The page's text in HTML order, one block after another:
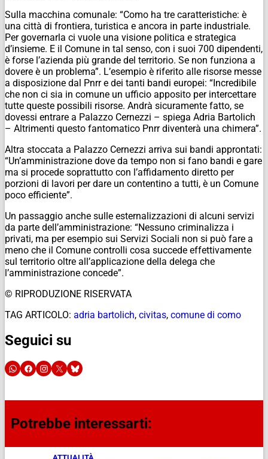
Sulla macchina comunale: “Como ha tre caratteristiche: è
una città di frontiera, turistica e ancora in parte industriale.
Per governarla ci vuole una visione politica e strategica
d’insieme. E il Comune in tal senso, con i suoi 700 dipendenti,
è forse l’azienda più grande del territorio. Se non funziona a
dovere è un problema”. L’esempio è riferito alle risorse messe
a disposizione dal Pnrr e dei tanti bandi europei: “Incredibile
che non ci sia in comune un ufficio apposito per intercettare
tutte queste possibili risorse. Andrà sicuramente fatto, se
dovessi entrare a Palazzo Cernezzi – spiega Adria Bartolich
– Altrimenti questo fantomatico Pnrr diventerà una chimera”.
Altra stoccata a Palazzo Cernezzi arriva sui bandi approntati:
“Un’amministrazione dove da tempo non si fano bandi e gare
ma si procede soprattutto con l’affidamento diretto per
porzioni di lavori per dare un contentino a tutti, è un Comune
poco efficiente”.
Un passaggio anche sulle esternalizzazioni di alcuni servizi
da parte dell’amministrazione: “Nessuno criminalizza i
privati, ma per esempio sui Servizi Sociali non si può fare a
meno che il Comune controlli cosa succede effettivamente
sul territorio oltre all’applicazione della delega che
l’amministrazione concede”.
© RIPRODUZIONE RISERVATA
TAG ARTICOLO: adria bartolich, civitas, comune di como
Seguici su
Potrebbe interessarti: